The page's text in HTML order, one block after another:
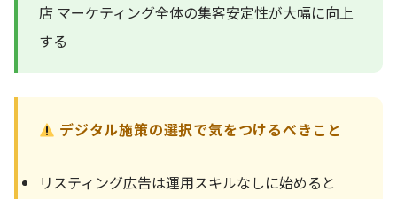
店 マーケティング全体の集客安定性が大幅に向上
する
デジタル施策の選択で気をつけるべきこと
リスティング広告は運用スキルなしに始めると